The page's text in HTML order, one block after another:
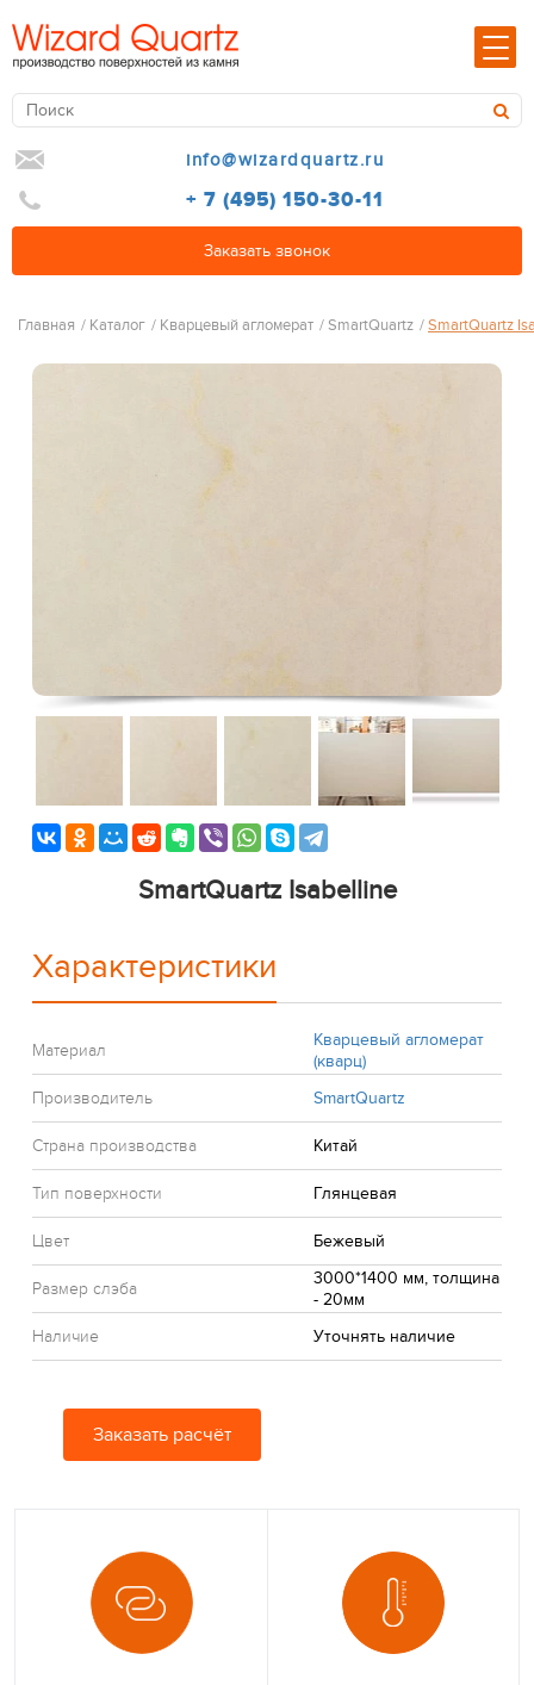
info@wizardquartz.ru
+ 7 (495) 150-30-11
Заказать звонок
Главная / Каталог / Кварцевый агломерат /SmartQuartz /SmartQuartz
SmartQuartz Isabelline
Характеристики
Материал
Кварцевый агломерат
(кварц)
Производитель
SmartQuartz
Страна производства Китай
Тип поверхности Глянцевая
Цвет Бежевый
Размер слэба
3000*1400 мм, толщина
- 20мм
Наличие
Уточнять наличие
Заказать расчёт